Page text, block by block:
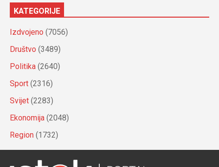
KATEGORIJE
Izdvojeno (7056)
Društvo (3489)
Politika (2640)
Sport (2316)
Svijet (2283)
Ekonomija (2048)
Region (1732)